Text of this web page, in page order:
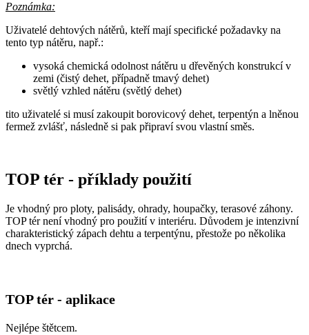
Poznámka:
Uživatelé dehtových nátěrů, kteří mají specifické požadavky na
tento typ nátěru, např.:
vysoká chemická odolnost nátěru u dřevěných konstrukcí v
zemi (čistý dehet, případně tmavý dehet)
světlý vzhled nátěru (světlý dehet)
tito uživatelé si musí zakoupit borovicový dehet, terpentýn a lněnou
fermež zvlášť, následně si pak připraví svou vlastní směs.
TOP tér - příklady použití
Je vhodný pro ploty, palisády, ohrady, houpačky, terasové záhony.
TOP tér není vhodný pro použití v interiéru. Důvodem je intenzivní
charakteristický zápach dehtu a terpentýnu, přestože po několika
dnech vyprchá.
TOP tér - aplikace
Nejlépe štětcem.